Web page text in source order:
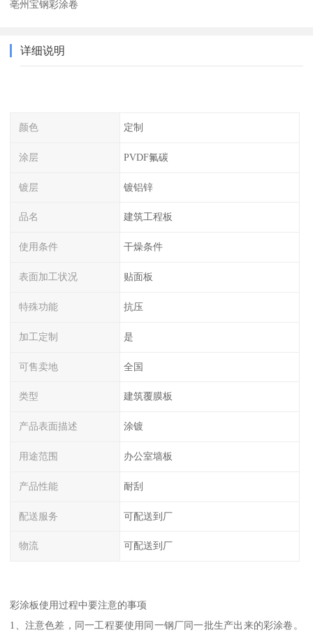
亳州宝钢彩涂卷
详细说明
颜色 定制
涂层 PVDF氟碳
镀层 镀铝锌
品名 建筑工程板
使用条件 干燥条件
表面加工状况 贴面板
特殊功能 抗压
加工定制 是
可售卖地 全国
类型 建筑覆膜板
产品表面描述 涂镀
用途范围 办公室墙板
产品性能 耐刮
配送服务 可配送到厂
物流 可配送到厂
彩涂板使用过程中要注意的事项
1、注意色差，同一工程要使用同一钢厂同一批生产出来的彩涂卷。